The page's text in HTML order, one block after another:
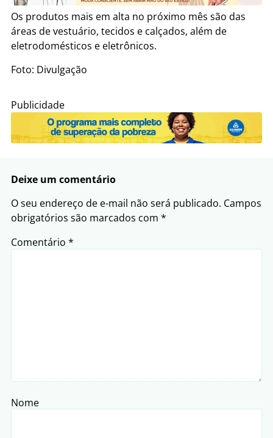
Os produtos mais em alta no próximo mês são das
áreas de vestuário, tecidos e calçados, além de
eletrodomésticos e eletrônicos.
Foto: Divulgação
Publicidade
Deixe um comentário
O seu endereço de e-mail não será publicado. Campos
obrigatórios são marcados com *
Comentário *
Nome